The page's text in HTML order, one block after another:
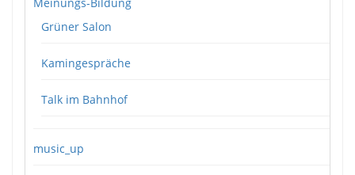
Grüner Salon
Kamingespräche
Talk im Bahnhof
music_up